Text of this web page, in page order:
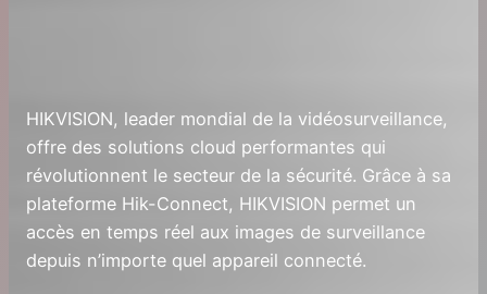
HIKVISION, leader mondial de la vidéosurveillance,
offre des solutions cloud performantes qui
révolutionnent le secteur de la sécurité. Grâce à sa
plateforme Hik-Connect, HIKVISION permet un
accès en temps réel aux images de surveillance
depuis n’importe quel appareil connecté.